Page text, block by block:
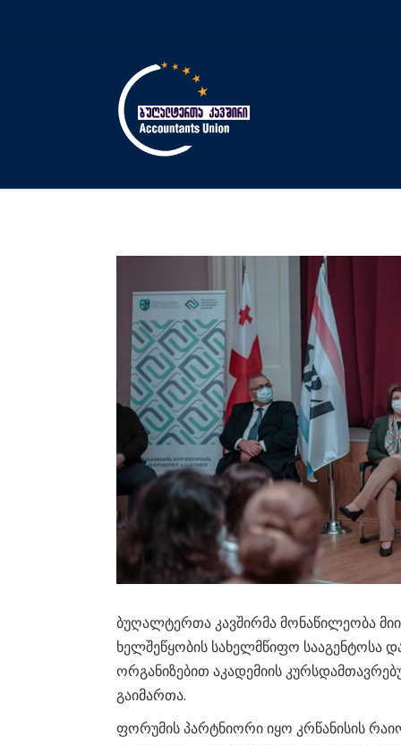
ბუღალტერთა კავშირმა მონაწილეობა
ხელშეწყობის სახელმწიფო სააგენტოსა
ორგანიზებით აკადემიის
გაიმართა.
ფორუმის პარტნიორი იყო კრწანისის